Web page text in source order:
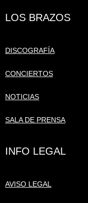
LOS BRAZOS
DISCOGRAFÍA
CONCIERTOS
NOTICIAS
SALA DE PRENSA
INFO LEGAL
AVISO LEGAL